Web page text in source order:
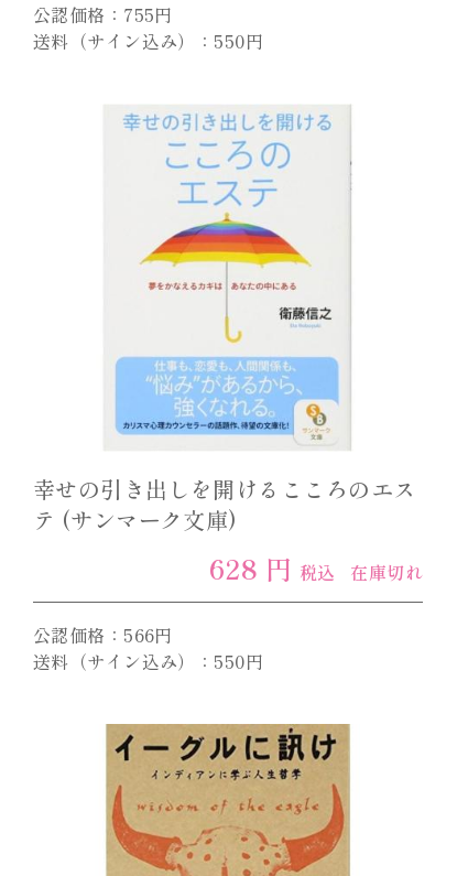
公認価格：755円
送料（サイン込み）：550円
幸せの引き出しを開けるこころのエス
テ (サンマーク文庫)
628 円 税込 在庫切れ
公認価格：566円
送料（サイン込み）：550円